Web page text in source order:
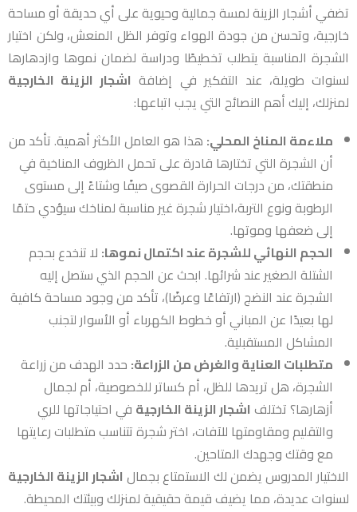
تضفي أشجار الزينة لمسة جمالية وحيوية على أي حديقة أو مساحة
خارجية، وتحسن من جودة الهواء وتوفر الظل المنعش، ولكن اختيار
الشجرة المناسبة يتطلب تخطيطًا ودراسة لضمان نموها وازدهارها
لسنوات طويلة، عند التفكير في إضافة اشجار الزينة الخارجية
لمنزلك، إليك أهم النصائح التي يجب اتباعها:
ملاءمة المناخ المحلي: هذا هو العامل الأكثر أهمية. تأكد من
أن الشجرة التي تختارها قادرة على تحمل الظروف المناخية في
منطقتك، من درجات الحرارة القصوى صيفًا وشتاءً إلى مستوى
الرطوبة ونوع التربة،اختيار شجرة غير مناسبة لمناخك سيؤدي حتمًا
إلى ضعفها وموتها.
الحجم النهائي للشجرة عند اكتمال نموها: لا تنخدع بحجم
الشتلة الصغير عند شرائها. ابحث عن الحجم الذي ستصل إليه
الشجرة عند النضج (ارتفاعًا وعرضًا)، تأكد من وجود مساحة كافية
لها بعيدًا عن المباني أو خطوط الكهرباء أو الأسوار لتجنب
المشاكل المستقبلية.
متطلبات العناية والغرض من الزراعة: حدد الهدف من زراعة
الشجرة، هل تريدها للظل، أم كساتر للخصوصية، أم لجمال
أزهارها؟ تختلف اشجار الزينة الخارجية في احتياجاتها للري
والتقليم ومقاومتها للآفات، اختر شجرة تتناسب متطلبات رعايتها
مع وقتك وجهدك المتاحين.
الاختيار المدروس يضمن لك الاستمتاع بجمال اشجار الزينة الخارجية
لسنوات عديدة، مما يضيف قيمة حقيقية لمنزلك وبيئتك المحيطة.